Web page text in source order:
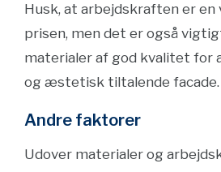
Husk, at arbejdskraften er en
prisen, men det er også
materialer af god kvalitet for
og æstetisk tiltalende facade.
Andre faktorer
Udover materialer og